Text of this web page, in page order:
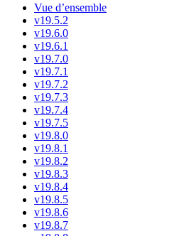
Vue d’ensemble
v19.5.2
v19.6.0
v19.6.1
v19.7.0
v19.7.1
v19.7.2
v19.7.3
v19.7.4
v19.7.5
v19.8.0
v19.8.1
v19.8.2
v19.8.3
v19.8.4
v19.8.5
v19.8.6
v19.8.7